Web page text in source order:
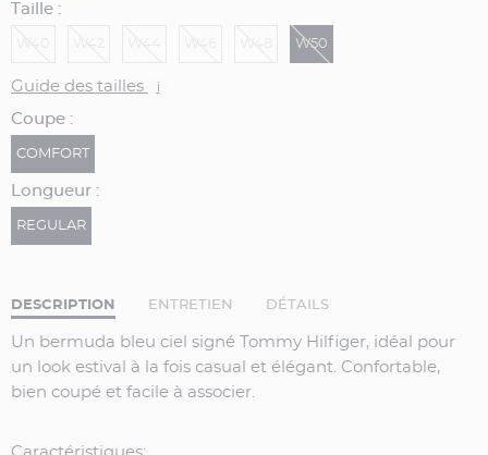
Taille :
W50
Guide des tailles i
Coupe :
COMFORT
Longueur :
REGULAR
DESCRIPTION ENTRETIEN DÉTAILS
Un bermuda bleu ciel signé Tommy Hilfiger, idéal pour
un look estival à la fois casual et élégant. Confortable,
bien coupé et facile à associer.